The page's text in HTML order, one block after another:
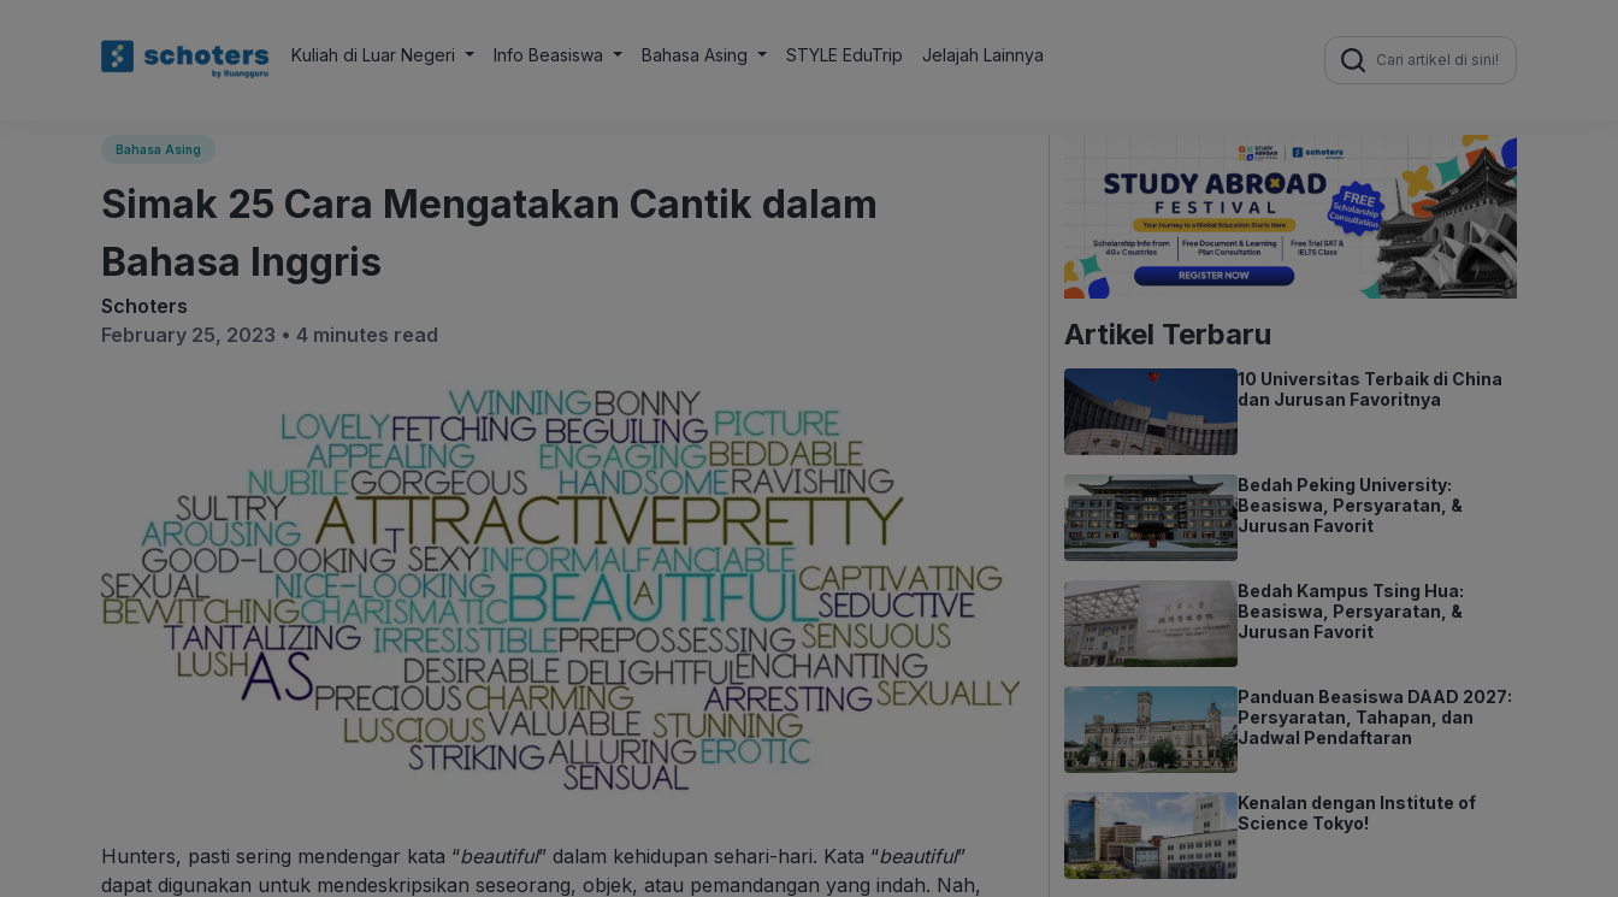
Kuliah di Luar Negeri Info Beasiswa Bahasa Asing STYLE EduTrip Jelajah Lainnya
Search
for:
Bahasa Asing
Simak 25 Cara Mengatakan Cantik dalam
Bahasa Inggris
Schoters
February 25, 2023 • 4 minutes read
Hunters, pasti sering mendengar kata “beautiful” dalam kehidupan sehari-hari. Kata “beautiful”
dapat digunakan untuk mendeskripsikan seseorang, objek, atau pemandangan yang indah. Nah,
Artikel Terbaru
10 Universitas Terbaik di China
dan Jurusan Favoritnya
Bedah Peking University:
Beasiswa, Persyaratan, &
Jurusan Favorit
Bedah Kampus Tsing Hua:
Beasiswa, Persyaratan, &
Jurusan Favorit
Panduan Beasiswa DAAD 2027:
Persyaratan, Tahapan, dan
Jadwal Pendaftaran
Kenalan dengan Institute of
Science Tokyo!